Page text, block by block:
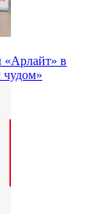
«Арлайт» в
чудом»